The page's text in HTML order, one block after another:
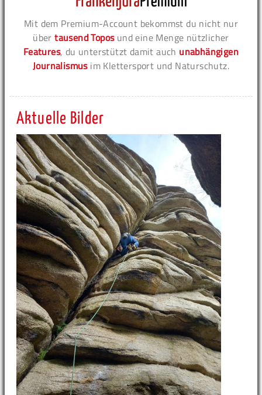
Mit dem Premium-Account bekommst du nicht nur
übertausend Toposund eine Menge nützlicher
Features, du unterstützt damit auch unabhängigen
Journalismusim Klettersport und Naturschutz.
Aktuelle Bilder